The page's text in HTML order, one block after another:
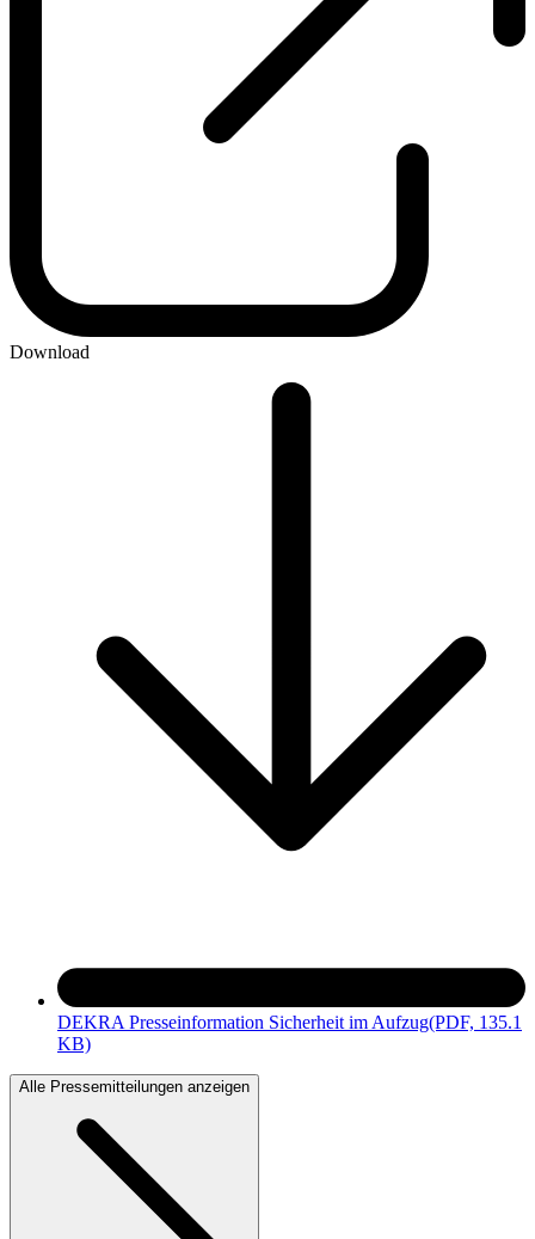
Download
DEKRA Presseinformation Sicherheit im Aufzug(PDF, 135.1
KB)
Alle Pressemitteilungen anzeigen